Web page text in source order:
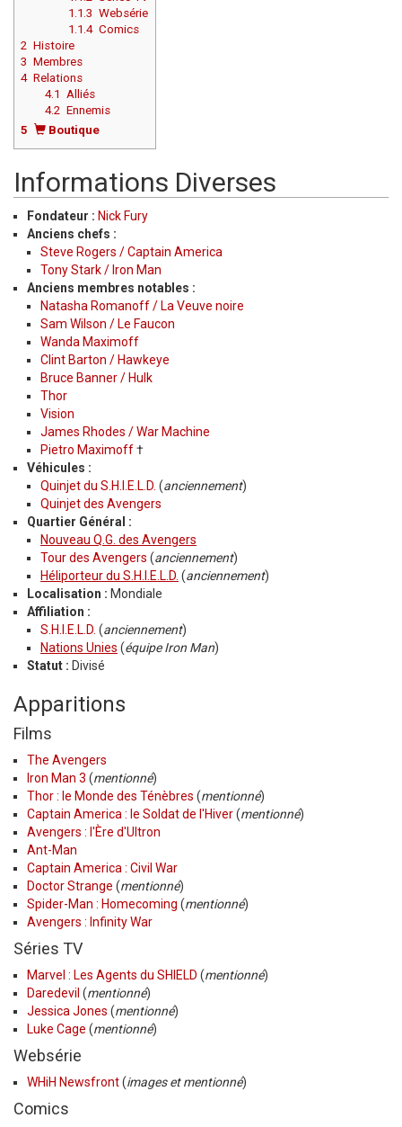
1.1.3 Websérie
1.1.4 Comics
2 Histoire
3 Membres
4 Relations
4.1 Alliés
4.2 Ennemis
5
Boutique
Informations Diverses
Fondateur : Nick Fury
Anciens chefs :
Steve Rogers / Captain America
Tony Stark / Iron Man
Anciens membres notables :
Natasha Romanoff / La Veuve noire
Sam Wilson / Le Faucon
Wanda Maximoff
Clint Barton / Hawkeye
Bruce Banner / Hulk
Thor
Vision
James Rhodes / War Machine
Pietro Maximoff†
Véhicules :
Quinjet du S.H.I.E.L.D. (anciennement)
Quinjet des Avengers
Quartier Général :
Nouveau Q.G. des Avengers
Tour des Avengers (anciennement)
Héliporteur du S.H.I.E.L.D. (anciennement)
Localisation : Mondiale
Affiliation :
S.H.I.E.L.D. (anciennement)
Nations Unies (équipe Iron Man)
Statut : Divisé
Apparitions
Films
The Avengers
Iron Man 3 (mentionné)
Thor : le Monde des Ténèbres (mentionné)
Captain America : le Soldat de l'Hiver(mentionné)
Avengers : l'Ère d'Ultron
Ant-Man
Captain America : Civil War
Doctor Strange (mentionné)
Spider-Man : Homecoming (mentionné)
Avengers : Infinity War
Séries TV
Marvel : Les Agents du SHIELD (mentionné)
Daredevil (mentionné)
Jessica Jones (mentionné)
Luke Cage (mentionné)
Websérie
WHiH Newsfront(images et mentionné)
Comics